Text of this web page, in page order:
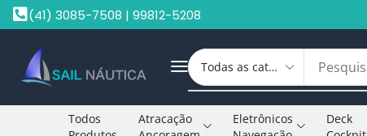
(41) 3085-7508 | 99812-5208
Todos
Atracação
Eletrônicos
Deck